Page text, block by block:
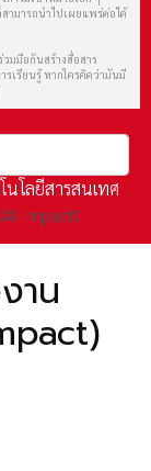
ามารถนำไปเผยแพร่ต่อได้
วมมือกันสร้างสื่อสาร
รเรียนรู้ หากใครคิดว่ามันมี
นโลยีสารสนเทศ
Impact)
าน